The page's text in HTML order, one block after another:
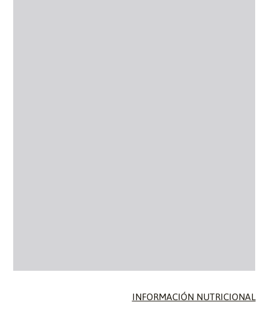
INFORMACIÓN NUTRICIONAL